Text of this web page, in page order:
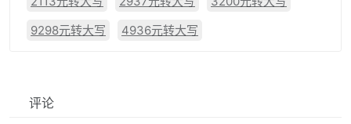
9298元转大写
4936元转大写
评论